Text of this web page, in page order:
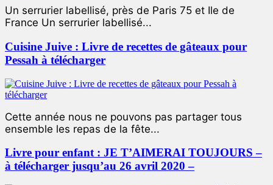
Un serrurier labellisé, près de Paris 75 et Ile de
France Un serrurier labellisé...
Cuisine Juive : Livre de recettes de gâteaux pour
Pessah à télécharger
Cette année nous ne pouvons pas partager tous
ensemble les repas de la fête...
Livre pour enfant : JE T’AIMERAI TOUJOURS –
à télécharger jusqu’au 26 avril 2020 –